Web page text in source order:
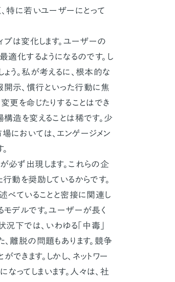
特に若いユーザーにとって
ブは変化します。ユーザーの
適化するようになるのです。し
う。私が考えるに、根本的な
示、慣行といった行動に焦
更を命じたりすることはでき
造を変えることは稀です。少
においては、エンゲージメン
必ず出現します。これらの企
動を奨励しているからです。
べていることと密接に関連し
デルです。ユーザーが長く
下では、いわゆる「中毒」
離脱の問題もあります。競争
きます。しかし、ネットワー
ってしまいます。人々は、社